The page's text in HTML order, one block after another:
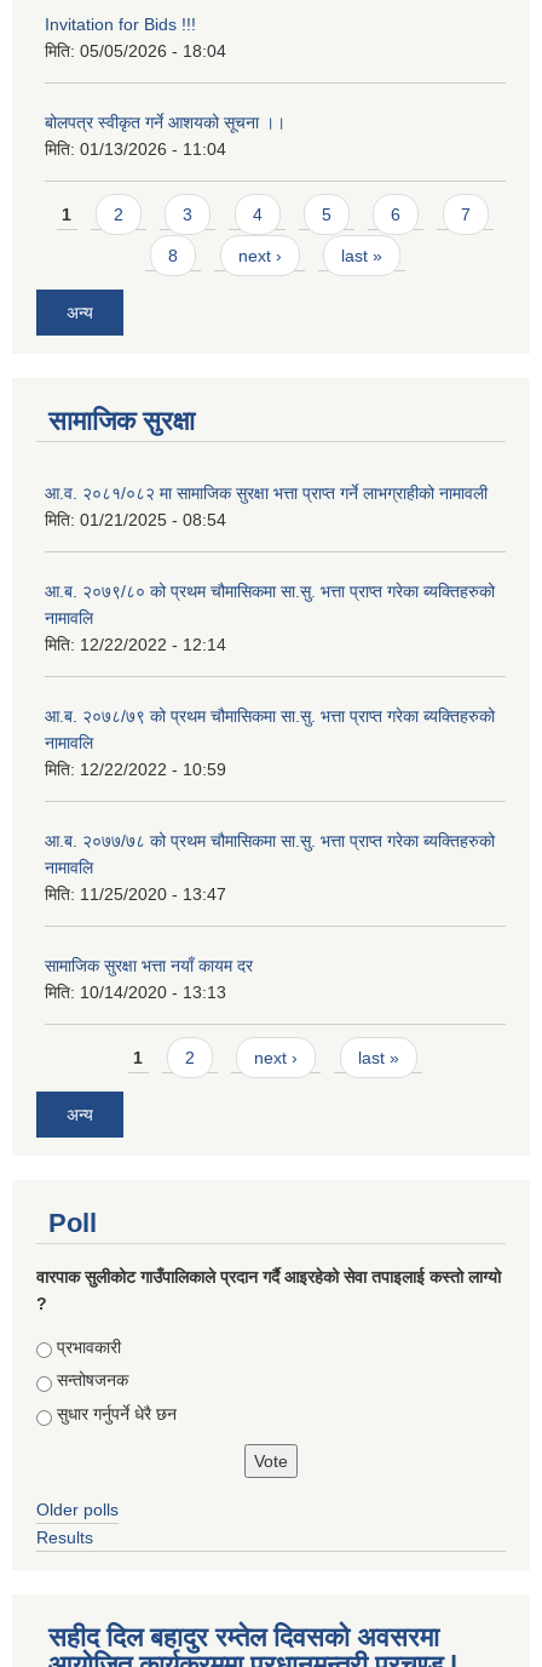
Invitation for Bids !!!
मिति: 05/05/2026 - 18:04
बोलपत्र स्वीकृत गर्ने आशयको सूचना ।।
मिति: 01/13/2026 - 11:04
Pages
1 2 3 4 5 6 7
8 next › last »
अन्य
सामाजिक सुरक्षा
आ.व. २०८१/०८२ मा सामाजिक सुरक्षा भत्ता प्राप्त गर्ने लाभग्राहीको नामावली
मिति: 01/21/2025 - 08:54
आ.ब. २०७९/८० को प्रथम चौमासिकमा सा.सु. भत्ता प्राप्त गरेका ब्यक्तिहरुको
नामावलि
मिति: 12/22/2022 - 12:14
आ.ब. २०७८/७९ को प्रथम चौमासिकमा सा.सु. भत्ता प्राप्त गरेका ब्यक्तिहरुको
नामावलि
मिति: 12/22/2022 - 10:59
आ.ब. २०७७/७८ को प्रथम चौमासिकमा सा.सु. भत्ता प्राप्त गरेका ब्यक्तिहरुको
नामावलि
मिति: 11/25/2020 - 13:47
सामाजिक सुरक्षा भत्ता नयाँ कायम दर
मिति: 10/14/2020 - 13:13
Pages1 2 next › last »
अन्य
Poll
वारपाक सुलीकोट गाउँपालिकाले प्रदान गर्दै आइरहेको सेवा तपाइलाई कस्तो लाग्यो
?
Choices
प्रभावकारी
सन्तोषजनक
सुधार गर्नुपर्ने धेरै छन
Older polls
Results
सहीद दिल बहादुर रम्तेल दिवसको अवसरमा